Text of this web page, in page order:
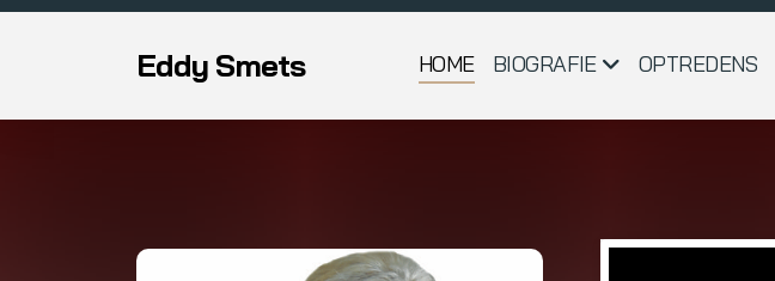
Eddy Smets HOME BIOGRAFIE OPTREDENS